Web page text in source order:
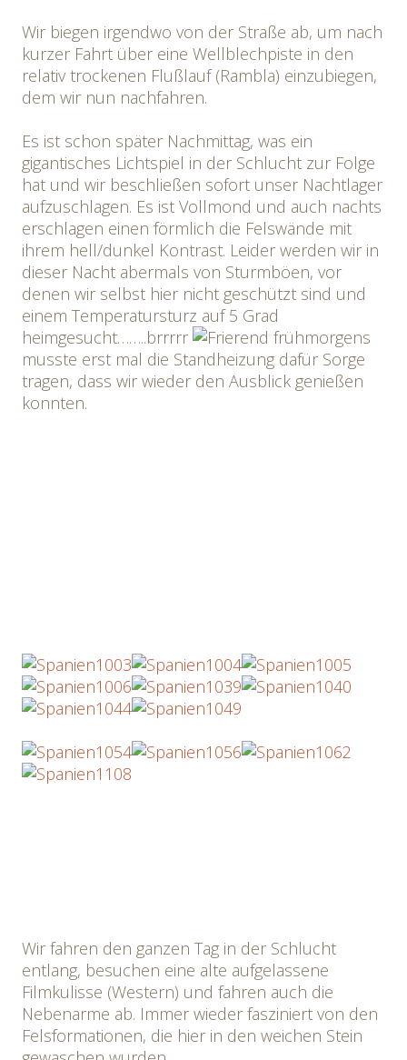
Wir biegen irgendwo von der Straße ab, um nach
kurzer Fahrt über eine Wellblechpiste in den
relativ trockenen Flußlauf (Rambla) einzubiegen,
dem wir nun nachfahren.
Es ist schon später Nachmittag, was ein
gigantisches Lichtspiel in der Schlucht zur Folge
hat und wir beschließen sofort unser Nachtlager
aufzuschlagen. Es ist Vollmond und auch nachts
erschlagen einen förmlich die Felswände mit
ihrem hell/dunkel Kontrast. Leider werden wir in
dieser Nacht abermals von Sturmböen, vor
denen wir selbst hier nicht geschützt sind und
einem Temperatursturz auf 5 Grad
heimgesucht……..brrrrr
frühmorgens
musste erst mal die Standheizung dafür Sorge
tragen, dass wir wieder den Ausblick genießen
konnten.
Wir fahren den ganzen Tag in der Schlucht
entlang, besuchen eine alte aufgelassene
Filmkulisse (Western) und fahren auch die
Nebenarme ab. Immer wieder fasziniert von den
Felsformationen, die hier in den weichen Stein